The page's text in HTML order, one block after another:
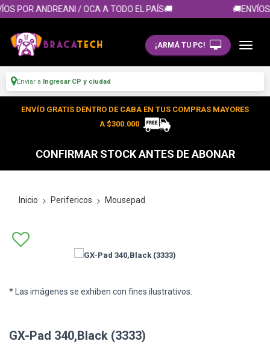
POR ANDREANI / OCA A TODO EL PAÍS🚚
¡ARMÁ TU PC!
Enviar a Ingresar CP y ciudad
ENVÍO GRATIS DENTRO DE CABA EN TUS COMPRAS MAYORES
A $300.000
CONFIRMAR STOCK ANTES DE ABONAR
Inicio Perifericos Mousepad
* Las imágenes se exhiben con fines ilustrativos.
GX-Pad 340,Black (3333)